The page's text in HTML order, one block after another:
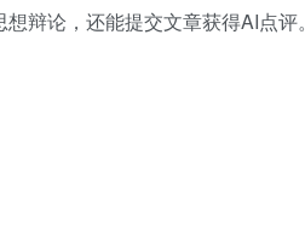
辩论，还能提交文章获得AI点